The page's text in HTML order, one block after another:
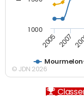
2005 2007
1 000
© JDN 2026